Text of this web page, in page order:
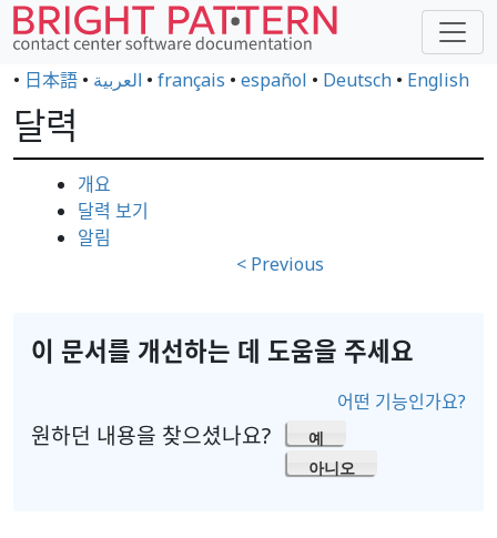
• 日本語 • العربية • français • español • Deutsch • English
달력
개요
달력 보기
알림
< Previous
이 문서를 개선하는 데 도움을 주세요
어떤 기능인가요?
원하던 내용을 찾으셨나요?
예
아니오